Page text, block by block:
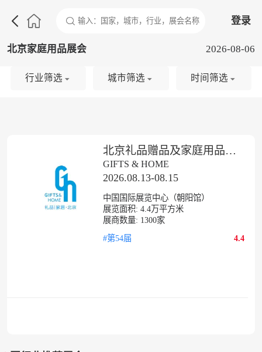
 登录
北京家庭用品展会 2026-08-06
北京礼品赠品及家庭用品展览会
GIFTS & HOME
2026.08.13-08.15
中国国际展览中心（朝阳馆）
展览面积: 4.4万平方米
展商数量: 1300家
#第54届
4.4
行业筛选 城市筛选 时间筛选